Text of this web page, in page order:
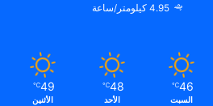
4.95 كيلومتر/ساعة
46
℃
السبت
48
℃
الأحد
49
℃
الأثنين